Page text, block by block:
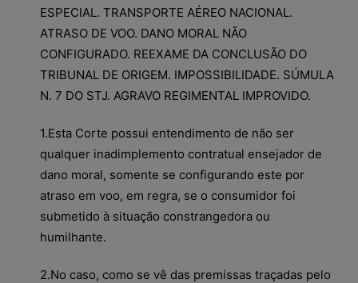
ESPECIAL. TRANSPORTE AÉREO NACIONAL.
ATRASO DE VOO. DANO MORAL NÃO
CONFIGURADO. REEXAME DA CONCLUSÃO DO
TRIBUNAL DE ORIGEM. IMPOSSIBILIDADE. SÚMULA
N. 7 DO STJ. AGRAVO REGIMENTAL IMPROVIDO.
1.Esta Corte possui entendimento de não ser
qualquer inadimplemento contratual ensejador de
dano moral, somente se configurando este por
atraso em voo, em regra, se o consumidor foi
submetido à situação constrangedora ou
humilhante.
2.No caso, como se vê das premissas traçadas pelo